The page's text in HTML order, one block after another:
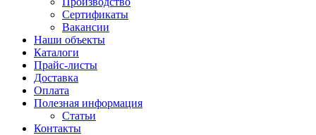
Сертификаты
Вакансии
Наши объекты
Каталоги
Прайс-листы
Доставка
Оплата
Полезная информация
Статьи
Контакты